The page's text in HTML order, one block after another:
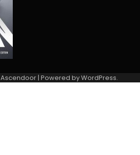
Ascendoor | Powered byWordPress.